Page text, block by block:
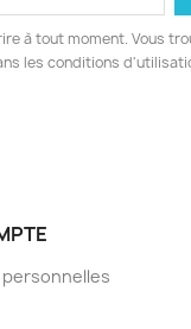
à tout moment. Vous
les conditions